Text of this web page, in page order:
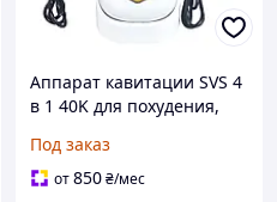
Аппарат кавитации SVS 4
в 1 40K для похудения,
кожей лица и тела
Под заказ
от850₴/мес